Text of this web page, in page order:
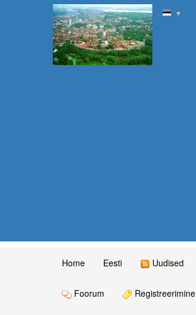
▼
Home Eesti Uudised
Foorum Registreerimine